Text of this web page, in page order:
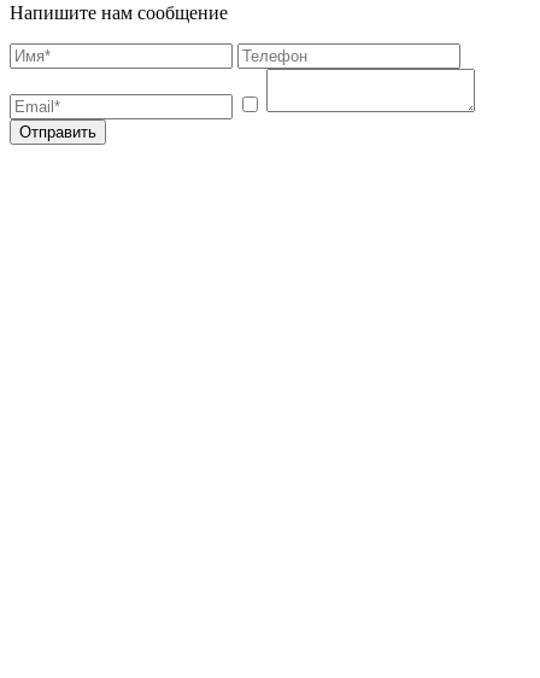
Напишите нам сообщение
Отправить